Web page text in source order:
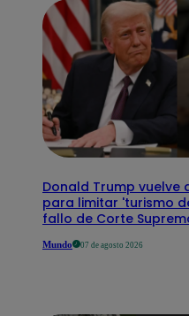
Donald Trump vuelve
para limitar 'turismo
fallo de Corte
Mundo 07 de agosto 2026